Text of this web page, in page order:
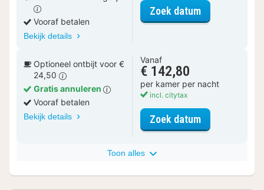
Vooraf betalen
Bekijk details
Zoek datumvoor Premium
Optioneel ontbijt voor €
24,50
Gratis annuleren
Vooraf betalen
Bekijk details
Vanaf
€ 142,80
per kamer per nacht
incl. citytax
Zoek datumvoor Premium
Toon alles